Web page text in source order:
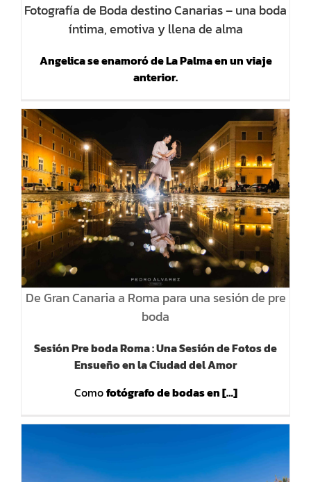
Fotografía de Boda destino Canarias – una boda
íntima, emotiva y llena de alma
Angelica se enamoró de La Palma en un viaje
anterior.
De Gran Canaria a Roma para una sesión de pre
boda
Sesión Pre boda Roma : Una Sesión de Fotos de
Ensueño en la Ciudad del Amor
Comofotógrafo de bodas en […]